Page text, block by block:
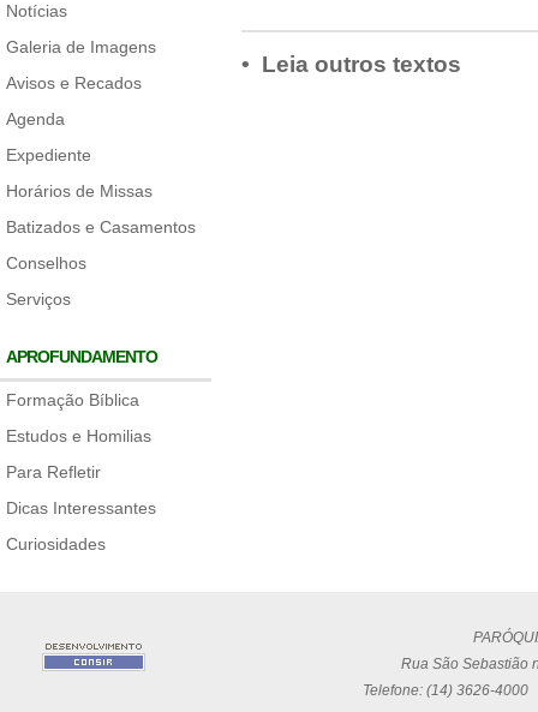
Notícias
Galeria de Imagens
Avisos e Recados
Agenda
Expediente
Horários de Missas
Batizados e Casamentos
Conselhos
Serviços
APROFUNDAMENTO
Formação Bíblica
Estudos e Homilias
Para Refletir
Dicas Interessantes
Curiosidades
• Leia outros textos
Rua São Sebastião
Telefone: (14) 3626-